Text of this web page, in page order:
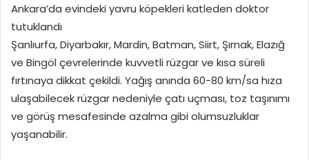
Ankara’da evindeki yavru köpekleri katleden doktor
tutuklandı
Şanlıurfa, Diyarbakır, Mardin, Batman, Siirt, Şırnak, Elazığ
ve Bingöl çevrelerinde kuvvetli rüzgar ve kısa süreli
fırtınaya dikkat çekildi. Yağış anında 60-80 km/sa hıza
ulaşabilecek rüzgar nedeniyle çatı uçması, toz taşınımı
ve görüş mesafesinde azalma gibi olumsuzluklar
yaşanabilir.